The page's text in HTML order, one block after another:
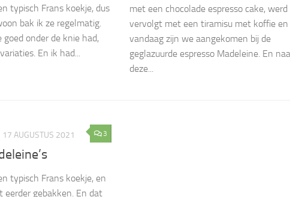
typisch Frans koekje, dus
bak ik ze regelmatig.
onder de knie had,
En ik had...
met een chocolade espresso cake, werd
vervolgt met een tiramisu met koffie en
vandaag zijn we aangekomen bij de
geglazuurde espresso Madeleine. En
deze...
3
17 AUGUSTUS 2021
typisch Frans koekje, en
eerder gebakken. En dat